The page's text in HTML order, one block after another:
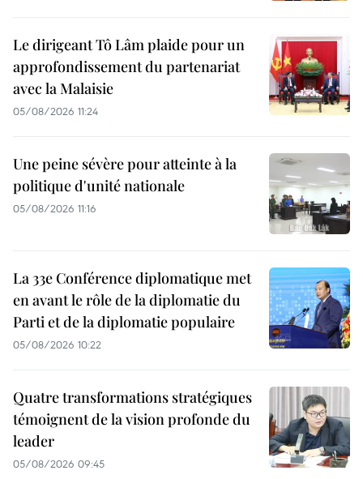
Le dirigeant Tô Lâm plaide pour un
approfondissement du partenariat
avec la Malaisie
05/08/2026 11:24
Une peine sévère pour atteinte à la
politique d'unité nationale
05/08/2026 11:16
La 33e Conférence diplomatique met
en avant le rôle de la diplomatie du
Parti et de la diplomatie populaire
05/08/2026 10:22
Quatre transformations stratégiques
témoignent de la vision profonde du
leader
05/08/2026 09:45